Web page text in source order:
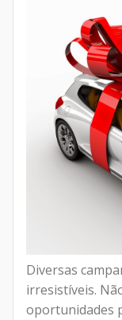
Diversas
irresistíveis.
oportunidades